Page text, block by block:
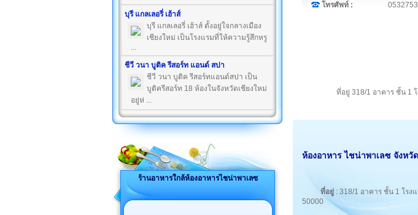
บุรี แกลเลอรี่ เฮ้าส์
บุรี แกลเลอรี่ เฮ้าส์ ตั้งอยู่ใจกลางเมือง
เชียงใหม่ เป็นโรงแรมที่ให้ความรู้สึกหรู
...
ชีวี วนา บูติค รีสอร์ท แอนด์ สปา
ชีวี วนา บูติค รีสอร์ทแอนด์สปา เป็น
บูติครีสอร์ท 18 ห้องในจังหวัดเชียงใหม่
อยู่ห่ ...
ร้านอาหารใกล้ห้องอาหารไชน่าพาเลซ
โทรศัพท์ :
ที่อยู่ 318/1 อาคาร ชั้น 1
ห้องอาหาร ไชน่าพาเลซ จังหวั
ที่อยู่ : 318/1 อาคาร ชั้น 1 โรง
50000